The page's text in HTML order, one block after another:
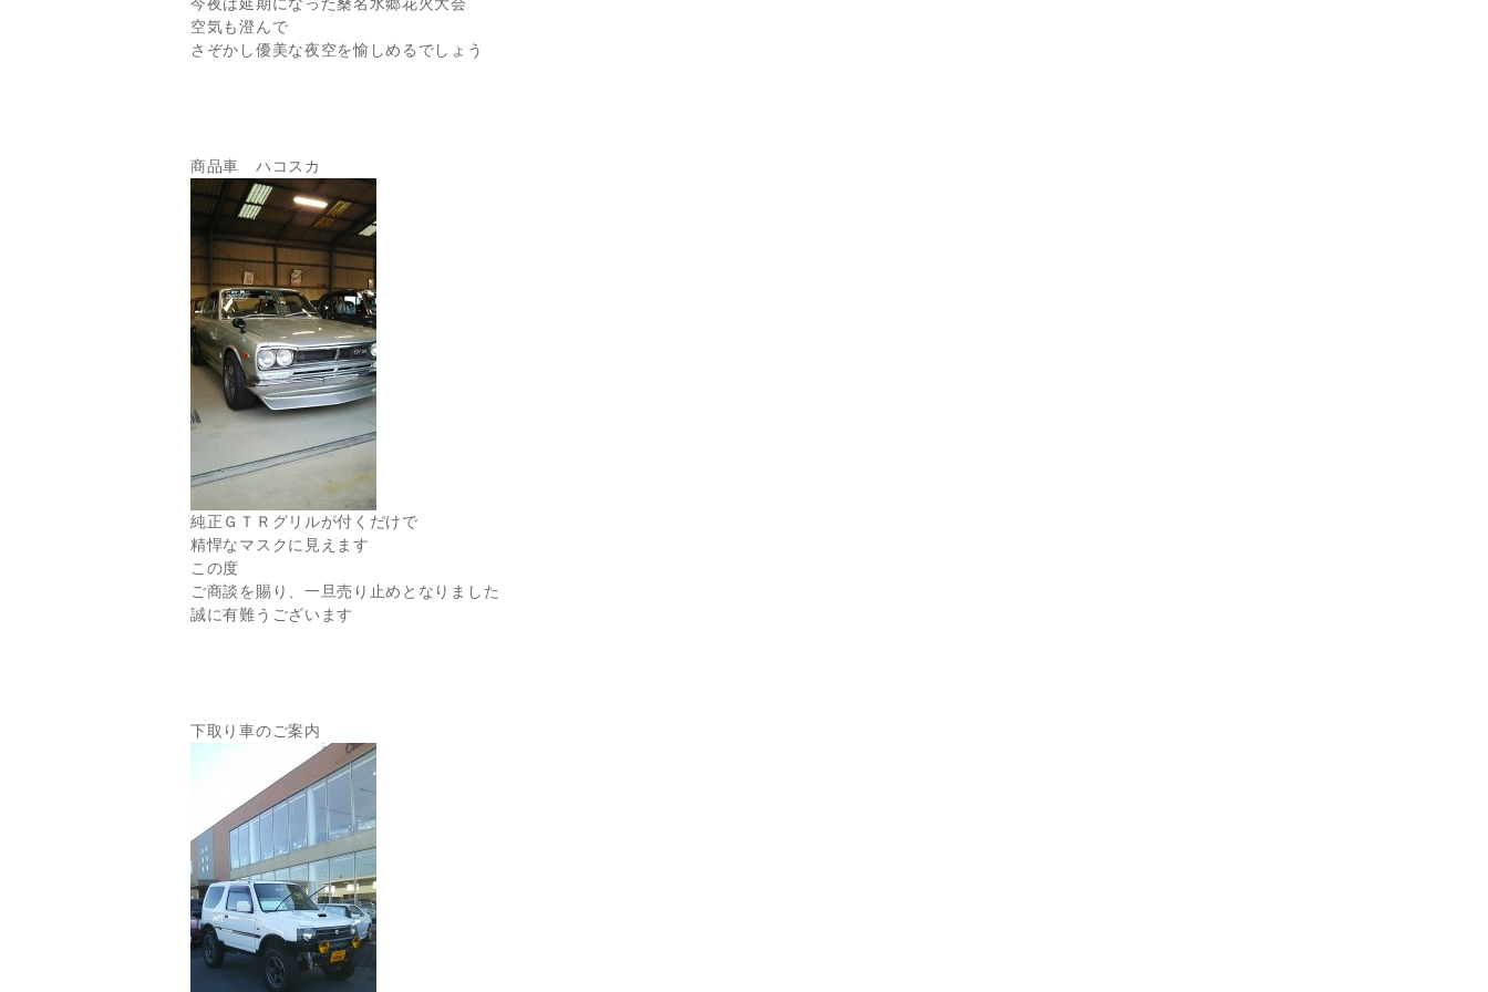
空気も澄んで
さぞかし優美な夜空を愉しめるでしょう
商品車 ハコスカ
純正ＧＴＲグリルが付くだけで
精悍なマスクに見えます
この度
ご商談を賜り、一旦売り止めとなりました
誠に有難うございます
下取り車のご案内